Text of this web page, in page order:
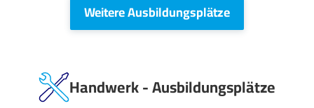
Weitere Ausbildungsplätze
Handwerk - Ausbildungsplätze